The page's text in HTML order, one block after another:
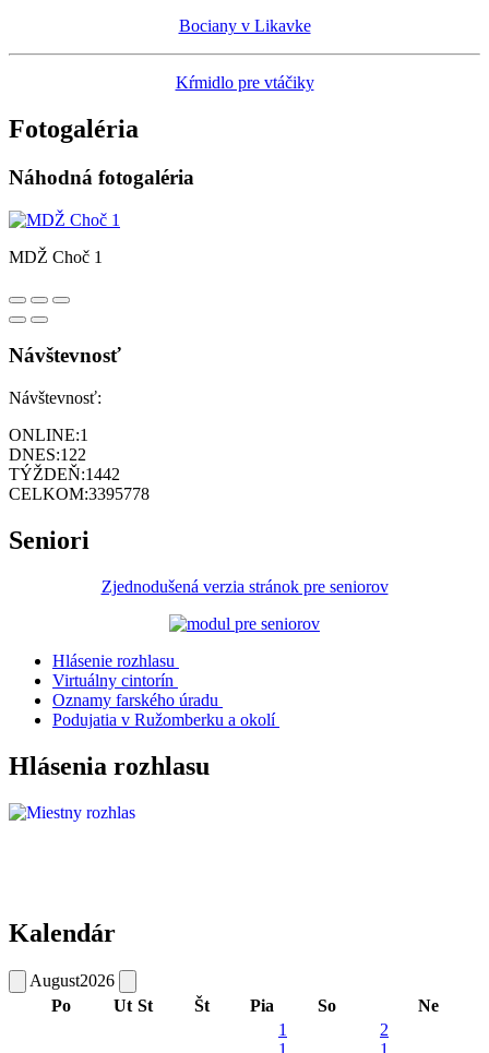
Bociany v Likavke
Kŕmidlo pre vtáčiky
Fotogaléria
Náhodná fotogaléria
MDŽ Choč 1
Návštevnosť
Návštevnosť:
ONLINE:1
DNES:122
TÝŽDEŇ:1442
CELKOM:3395778
Seniori
Zjednodušená verzia stránok pre seniorov
Hlásenie rozhlasu
Virtuálny cintorín
Oznamy farského úradu
Podujatia v Ružomberku a okolí
Hlásenia rozhlasu
Kalendár
August2026
Po
Ut St Št Pia So
Ne
1
1
2
1